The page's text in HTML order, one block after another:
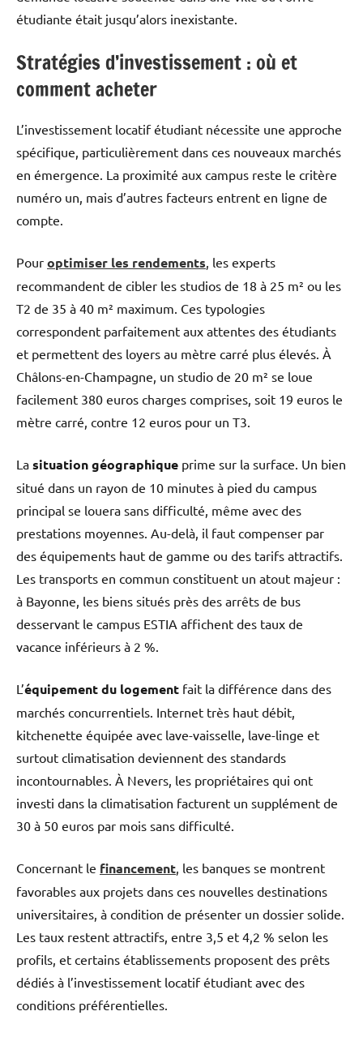
étudiante était jusqu’alors inexistante.
Stratégies d’investissement : où et
comment acheter
L’investissement locatif étudiant nécessite une approche
spécifique, particulièrement dans ces nouveaux marchés
en émergence. La proximité aux campus reste le critère
numéro un, mais d’autres facteurs entrent en ligne de
compte.
Pour optimiser les rendements , les experts
recommandent de cibler les studios de 18 à 25 m² ou les
T2 de 35 à 40 m² maximum. Ces typologies
correspondent parfaitement aux attentes des étudiants
et permettent des loyers au mètre carré plus élevés. À
Châlons-en-Champagne, un studio de 20 m² se loue
facilement 380 euros charges comprises, soit 19 euros le
mètre carré, contre 12 euros pour un T3.
La situation géographique prime sur la surface. Un bien
situé dans un rayon de 10 minutes à pied du campus
principal se louera sans difficulté, même avec des
prestations moyennes. Au-delà, il faut compenser par
des équipements haut de gamme ou des tarifs attractifs.
Les transports en commun constituent un atout majeur :
à Bayonne, les biens situés près des arrêts de bus
desservant le campus ESTIA affichent des taux de
vacance inférieurs à 2 %.
L’équipement du logement fait la différence dans des
marchés concurrentiels. Internet très haut débit,
kitchenette équipée avec lave-vaisselle, lave-linge et
surtout climatisation deviennent des standards
incontournables. À Nevers, les propriétaires qui ont
investi dans la climatisation facturent un supplément de
30 à 50 euros par mois sans difficulté.
Concernant le financement , les banques se montrent
favorables aux projets dans ces nouvelles destinations
universitaires, à condition de présenter un dossier solide.
Les taux restent attractifs, entre 3,5 et 4,2 % selon les
profils, et certains établissements proposent des prêts
dédiés à l’investissement locatif étudiant avec des
conditions préférentielles.